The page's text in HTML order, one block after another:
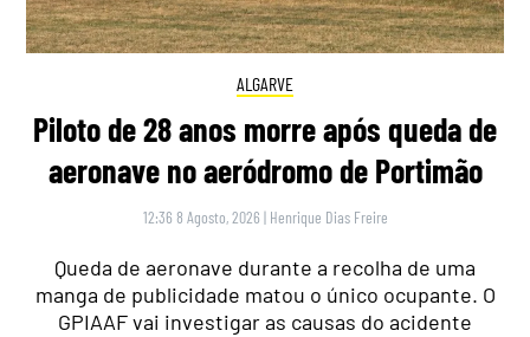
ALGARVE
Piloto de 28 anos morre após queda de
aeronave no aeródromo de Portimão
12:36 8 Agosto, 2026 | Henrique Dias Freire
Queda de aeronave durante a recolha de uma
manga de publicidade matou o único ocupante. O
GPIAAF vai investigar as causas do acidente